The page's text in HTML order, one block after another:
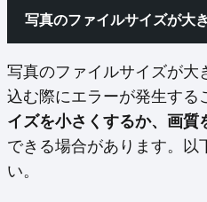
写真のファイルサイズが大
写真のファイルサイズが大
込む際にエラーが発生する
イズを小さくするか、画質
できる場合があります。以
い。